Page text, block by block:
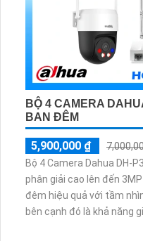
BỘ 4 CAMERA
BAN ĐÊM
5,900,000 ₫
Bộ 4 Camera Dahua DH-
phân giải cao lên đến
đêm hiệu quả với tầm
bên cạnh đó là khả năng